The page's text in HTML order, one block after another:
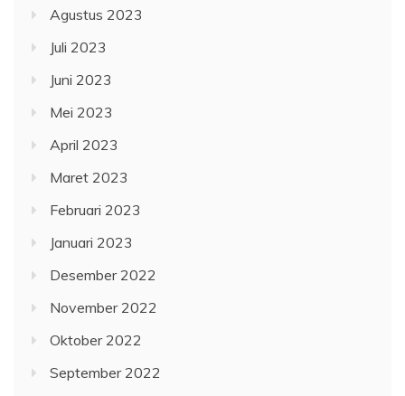
Agustus 2023
Juli 2023
Juni 2023
Mei 2023
April 2023
Maret 2023
Februari 2023
Januari 2023
Desember 2022
November 2022
Oktober 2022
September 2022